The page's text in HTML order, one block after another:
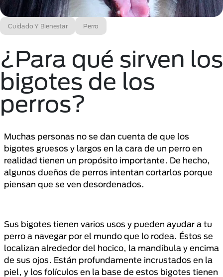
Cuidado Y Bienestar Perro
¿Para qué sirven los
bigotes de los
perros?
Muchas personas no se dan cuenta de que los
bigotes gruesos y largos en la cara de un perro en
realidad tienen un propósito importante. De hecho,
algunos dueños de perros intentan cortarlos porque
piensan que se ven desordenados.
Sus bigotes tienen varios usos y pueden ayudar a tu
perro a navegar por el mundo que lo rodea. Éstos se
localizan alrededor del hocico, la mandíbula y encima
de sus ojos. Están profundamente incrustados en la
piel, y los folículos en la base de estos bigotes tienen